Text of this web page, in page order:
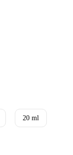
20 ml